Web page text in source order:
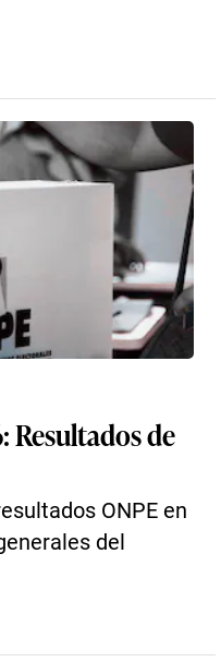
Resultados de
ONPE en
del